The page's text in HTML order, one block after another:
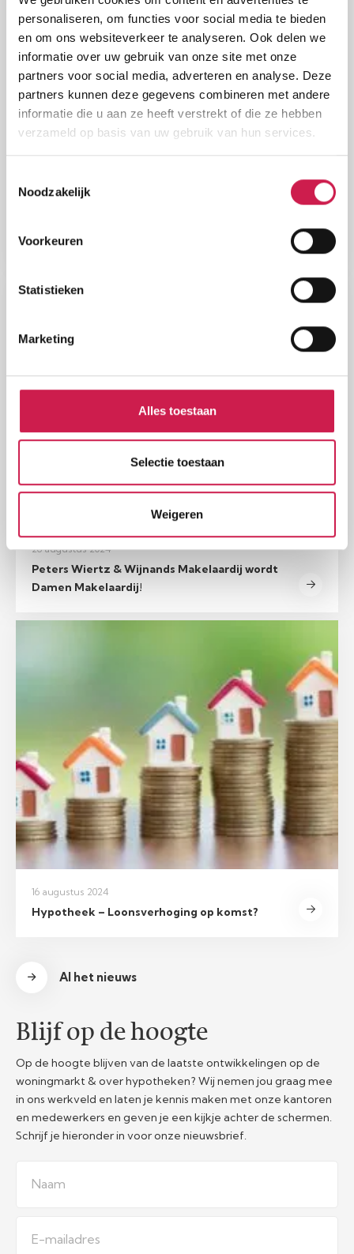
personaliseren, om functies voor social media te bieden
en om ons websiteverkeer te analyseren. Ook delen we
informatie over uw gebruik van onze site met onze
partners voor social media, adverteren en analyse. Deze
partners kunnen deze gegevens combineren met andere
informatie die u aan ze heeft verstrekt of die ze hebben
verzameld op basis van uw gebruik van hun services.
Noodzakelijk
Voorkeuren
Statistieken
Marketing
Alles toestaan
Selectie toestaan
Weigeren
Overlijden van onze collega Patrick Loomans
26 augustus 2024
Peters Wiertz & Wijnands Makelaardij wordt
Damen Makelaardij!
16 augustus 2024
Hypotheek – Loonsverhoging op komst?
Al het nieuws
Blijf op de hoogte
Op de hoogte blijven van de laatste ontwikkelingen op de
woningmarkt & over hypotheken? Wij nemen jou graag mee
in ons werkveld en laten je kennis maken met onze kantoren
en medewerkers en geven je een kijkje achter de schermen.
Schrijf je hieronder in voor onze nieuwsbrief.
Naam
E-mailadres